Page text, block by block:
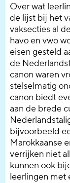
Over wat
de lijst bij het
vaksecties al
havo en vwo
eisen gesteld
de
canon waren
stelselmatig
canon biedt
aan de brede
bijvoorbeeld
Marokkaanse
verrijken niet
kunnen ook
leerlingen met